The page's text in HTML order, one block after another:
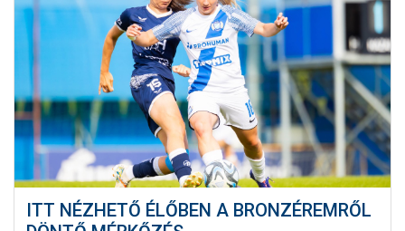
ITT NÉZHETŐ ÉLŐBEN A BRONZÉREMRŐL